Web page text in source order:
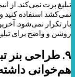
نمی‌کشد استفاده کنید
بار تکرار نمی‌شود.
روشن و واضح برای
۹. طراحی بنر
هم‌خوانی